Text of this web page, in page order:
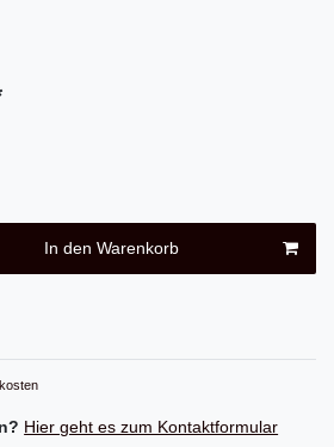
In den Warenkorb
Hier geht es zum Kontaktformular